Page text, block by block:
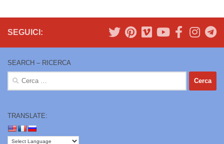
SEGUICI:
SEARCH – RICERCA
Ricerca
TRANSLATE: